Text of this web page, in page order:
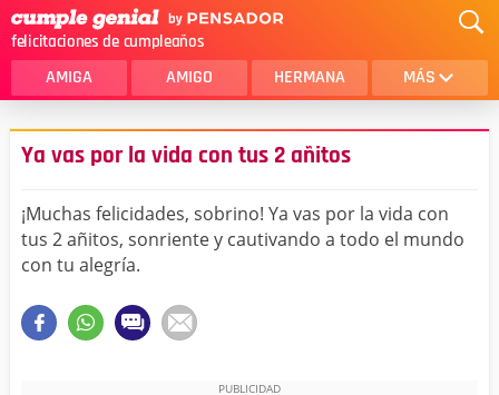
felicitaciones de cumpleaños
AMIGA AMIGO HERMANA MÁS
MAMA
AMOR
SOBRINA
HIJA
HERMANO
NOVIA
Ya vas por la vida con tus 2 añitos
¡Muchas felicidades, sobrino! Ya vas por la vida con
tus 2 añitos, sonriente y cautivando a todo el mundo
con tu alegría.